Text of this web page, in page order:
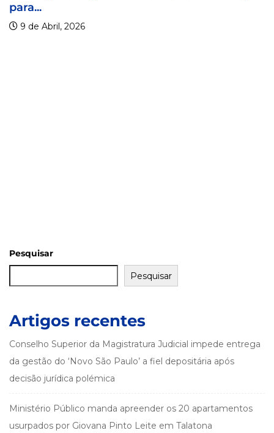
para...
9 de Abril, 2026
Pesquisar
Pesquisar
Artigos recentes
Conselho Superior da Magistratura Judicial impede entrega
da gestão do ‘Novo São Paulo’ a fiel depositária após
decisão jurídica polémica
Ministério Público manda apreender os 20 apartamentos
usurpados por Giovana Pinto Leite em Talatona